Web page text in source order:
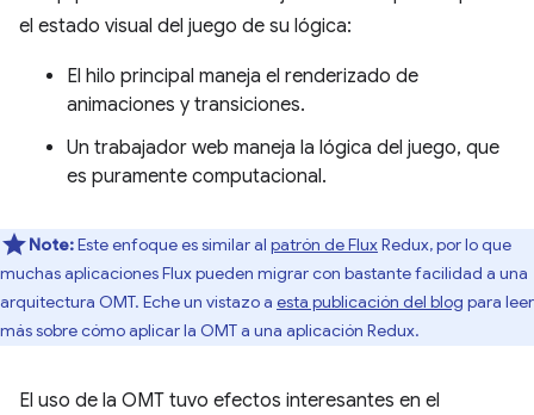
el estado visual del juego de su lógica:
El hilo principal maneja el renderizado de
animaciones y transiciones.
Un trabajador web maneja la lógica del juego, que
es puramente computacional.
Note:Este enfoque es similar al patrón de FluxRedux, por lo que
muchas aplicaciones Flux pueden migrar con bastante facilidad a una
arquitectura OMT. Eche un vistazo a esta publicación del blog para leer
más sobre cómo aplicar la OMT a una aplicación Redux.
El uso de la OMT tuvo efectos interesantes en el